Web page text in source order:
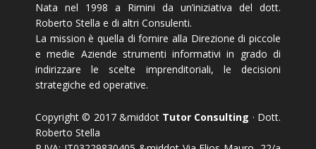
Nata nel 1998 a Rimini da un’iniziativa del dott.
Roberto Stella e di altri Consulenti.
La mission è quella di fornire alla Direzione di piccole
e medie Aziende strumenti informativi in grado di
indirizzare le scelte imprenditoriali, le decisioni
strategiche ed operative.
Copyright © 2017 &middot Tutor Consulting · Dott.
Roberto Stella